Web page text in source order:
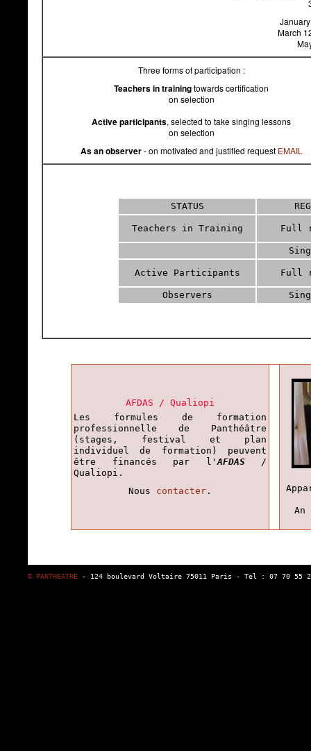
March
Three forms of participation :
Teachers in trainingtowards certification
on selection
Active participants, selected to take singing lessons
on selection
As an observer- on motivated and justified request EMAIL
STATUS
Teachers in Training Full
Active Participants Full
Observers
AFDAS / Qualiopi
Les formules de formation
professionnelle de Panthéâtre
(stages, festival et plan
individuel de formation) peuvent
être financés par l' AFDAS/
Qualiopi.
Nous contacter .
© PANTHEATRE - 124 boulevard Voltaire 75011 Paris - Tel : 07 70 55